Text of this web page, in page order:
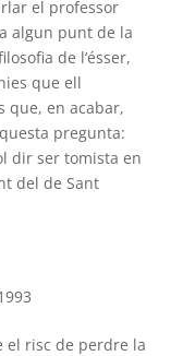
el professor
algun punt de la
de l’ésser,
que ell
que, en acabar,
pregunta:
dir ser tomista en
del de Sant
el risc de perdre la